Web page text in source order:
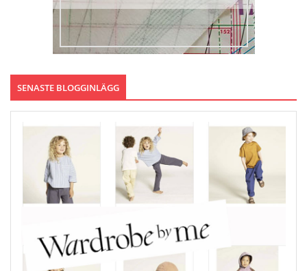
SENASTE BLOGGINLÄGG